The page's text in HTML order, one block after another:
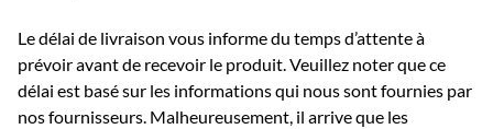
Le délai de livraison vous informe du temps d’attente à
prévoir avant de recevoir le produit. Veuillez noter que ce
délai est basé sur les informations qui nous sont fournies par
nos fournisseurs. Malheureusement, il arrive que les